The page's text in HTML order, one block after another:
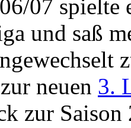
07
und saß
neuen 3.
zur